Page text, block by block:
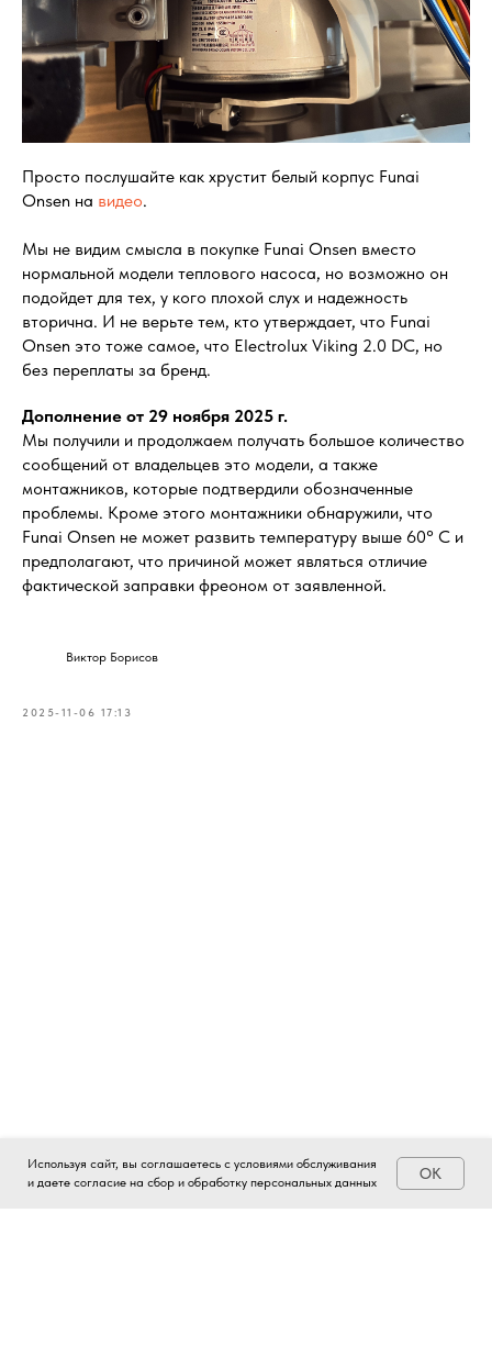
Используя сайт, вы соглашаетесь с условиями обслуживания
и даете согласие на сбор и обработку персональных данных
OK
Просто послушайте как хрустит белый корпус Funai
Onsen на видео.
Мы не видим смысла в покупке Funai Onsen вместо
нормальной модели теплового насоса, но возможно он
подойдет для тех, у кого плохой слух и надежность
вторична. И не верьте тем, кто утверждает, что Funai
Onsen это тоже самое, что Electrolux Viking 2.0 DC, но
без переплаты за бренд.
Дополнение от 29 ноября 2025 г.
Мы получили и продолжаем получать большое количество
сообщений от владельцев это модели, а также
монтажников, которые подтвердили обозначенные
проблемы. Кроме этого монтажники обнаружили, что
Funai Onsen не может развить температуру выше 60° С и
предполагают, что причиной может являться отличие
фактической заправки фреоном от заявленной.
Виктор Борисов
2025-11-06 17:13